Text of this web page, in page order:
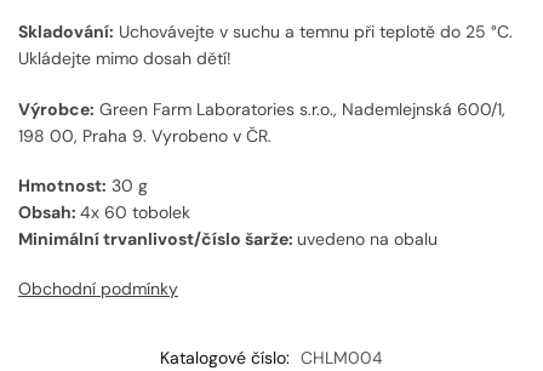
Skladování: Uchovávejte v suchu a temnu při teplotě do 25 °C.
Ukládejte mimo dosah dětí!
Výrobce: Green Farm Laboratories s.r.o., Nademlejnská 600/1,
198 00, Praha 9. Vyrobeno v ČR.
Hmotnost: 30 g
Obsah: 4x 60 tobolek
Minimální trvanlivost/číslo šarže: uvedeno na obalu
Obchodní podmínky
Katalogové číslo: CHLM004